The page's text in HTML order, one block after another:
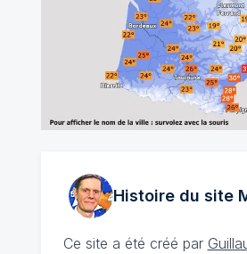
Histoire du site
Ce site a été créé par